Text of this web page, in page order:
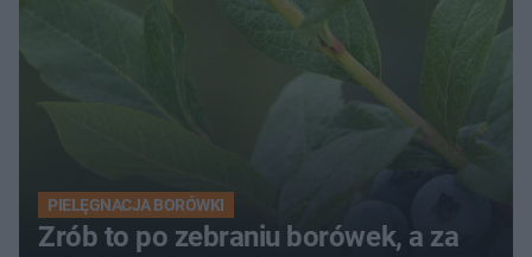
PIELĘGNACJA BORÓWKI
Zrób to po zebraniu borówek, a za